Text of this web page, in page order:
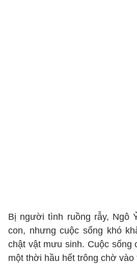
Bị người tình ruồng rẫy, Ngô
con, nhưng cuộc sống khó
chật vật mưu sinh. Cuộc sống
một thời hầu hết trông chờ